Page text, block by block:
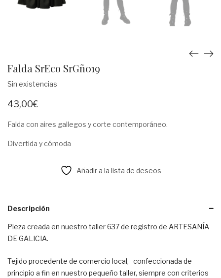
Falda SrEco SrGñ019
Sin existencias
43,00€
Falda con aires gallegos y corte contemporáneo.
Divertida y cómoda
Añadir a la lista de deseos
Descripción
Pieza creada en nuestro taller 637 de registro de ARTESANÍA
DE GALICIA.
Tejido procedente de comercio local, confeccionada de
principio a fin en nuestro pequeño taller, siempre con criterios